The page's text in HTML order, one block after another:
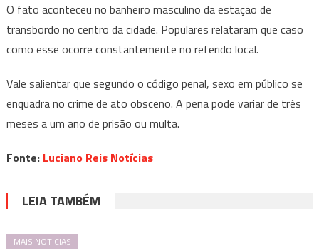
O fato aconteceu no banheiro masculino da estação de
transbordo no centro da cidade. Populares relataram que caso
como esse ocorre constantemente no referido local.
Vale salientar que segundo o código penal, sexo em público se
enquadra no crime de ato obsceno. A pena pode variar de três
meses a um ano de prisão ou multa.
Fonte: Luciano Reis Notícias
LEIA TAMBÉM
MAIS NOTICIAS